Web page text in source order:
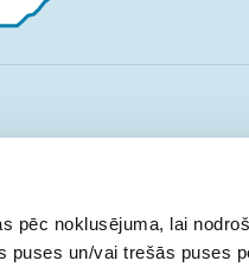
pēc noklusējuma, lai
un/vai trešās puses
aprīlis maijs